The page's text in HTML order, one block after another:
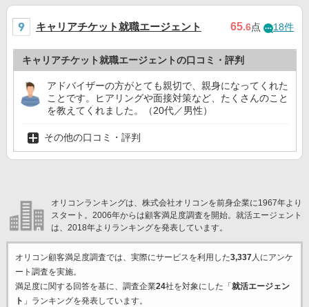
キャリアチケット就職エージェント 65.6点 18件
キャリアチケット就職エージェントの口コミ・評判
アドバイザーの方がとても親切で、親身になってくれた
ことです。ヒアリングや面接対策など、たくさんのこと
を教えてくれました。（20代／男性）
その他の口コミ・評判
オリコンランキングは、株式会社オリコンを前身企業に1967年より
スタート。2006年からは顧客満足度調査を開始。就活エージェント
は、2018年よりランキングを発表しています。
オリコン顧客満足度調査では、実際にサービスを利用した3,337人にアンケ
ート調査を実施。
満足度に関する回答を基に、調査企業24社を対象にした「 就活エージェン
ト 」ランキングを発表しています。